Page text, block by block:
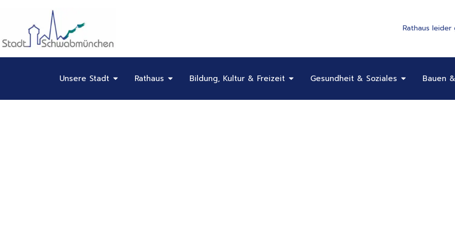
springen
Rathaus leider
Unsere Stadt Öffne Unsere Stadt
Rathaus Öffne Rathaus
Bildung, Kultur & Freizeit Öffne Bildung, Kultur & Freizeit
Gesundheit & Soziales Öffne Bauen